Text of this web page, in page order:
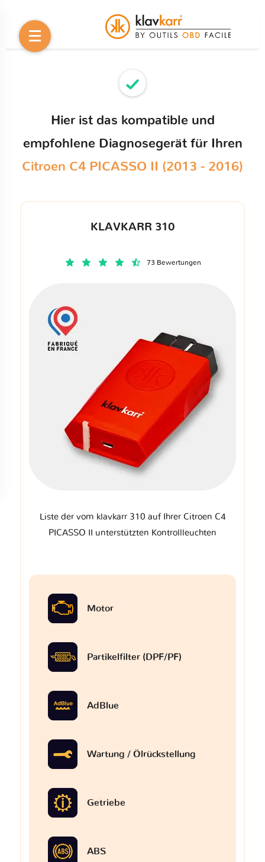
Hier ist das kompatible und
empfohlene Diagnosegerät für Ihren
Citroen C4 PICASSO II (2013 - 2016)
KLAVKARR 310
73 Bewertungen
Liste der vom klavkarr 310 auf Ihrer Citroen C4
PICASSO II unterstützten Kontrollleuchten
Motor
Partikelfilter (DPF/PF)
AdBlue
Wartung / Ölrückstellung
Getriebe
ABS